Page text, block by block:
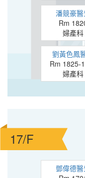
潘競豪醫
Rm
婦產科
劉黃色鳳
Rm 1825-
婦產科
17/F
鄧偉德醫